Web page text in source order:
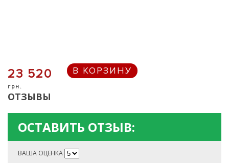
23 520
грн.
В КОРЗИНУ
ОТЗЫВЫ
ОСТАВИТЬ ОТЗЫВ:
ВАША ОЦЕНКА